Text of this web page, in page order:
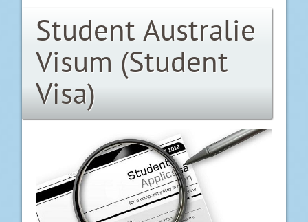
Student Australie
Visum (Student
Visa)